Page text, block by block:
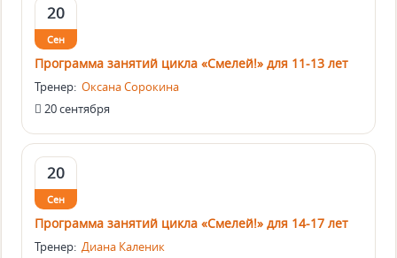
20
Сен
Программа занятий цикла «Смелей!» для 11-13 лет
Тренер: Оксана Сорокина
20 сентября
20
Сен
Программа занятий цикла «Смелей!» для 14-17 лет
Тренер: Диана Каленик